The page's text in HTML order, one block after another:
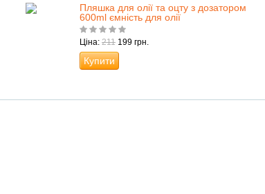
Пляшка для олії та оцту з дозатором
600ml ємність для олії
Ціна: 211 199 грн.
Купити